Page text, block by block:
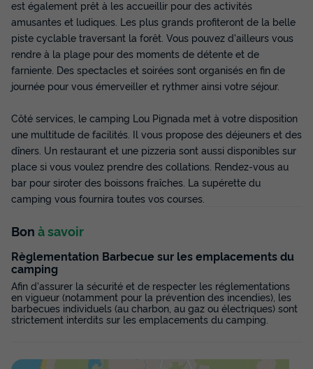
BUNGALOW 6 personnes - Mobil-home | Classic | 2 Ch. |
4/6 Pers. | Terrasse surélevée | TV
du19/09/2026au26/09/2026
Meilleur prix pour 7 nuits
Modifier les dates
294 €
Prix de comparaison
-28%
d'économie
Voir les disponibilités
BUNGALOW 6 personnes - Mobil-home |
surélevée | TV
est également prêt à les accueillir pour des activités
amusantes et ludiques. Les plus grands profiteront de la belle
piste cyclable traversant la forêt. Vous pouvez d'ailleurs vous
rendre à la plage pour des moments de détente et de
farniente. Des spectacles et soirées sont organisés en fin de
journée pour vous émerveiller et rythmer ainsi votre séjour.
Côté services, le camping Lou Pignada met à votre disposition
une multitude de facilités. Il vous propose des déjeuners et des
dîners. Un restaurant et une pizzeria sont aussi disponibles sur
place si vous voulez prendre des collations. Rendez-vous au
bar pour siroter des boissons fraîches. La supérette du
camping vous fournira toutes vos courses.
Bon à savoir
Règlementation Barbecue sur les emplacements du
camping
Afin d'assurer la sécurité et de respecter les réglementations
en vigueur (notamment pour la prévention des incendies), les
barbecues individuels (au charbon, au gaz ou électriques) sont
strictement interdits sur les emplacements du camping.